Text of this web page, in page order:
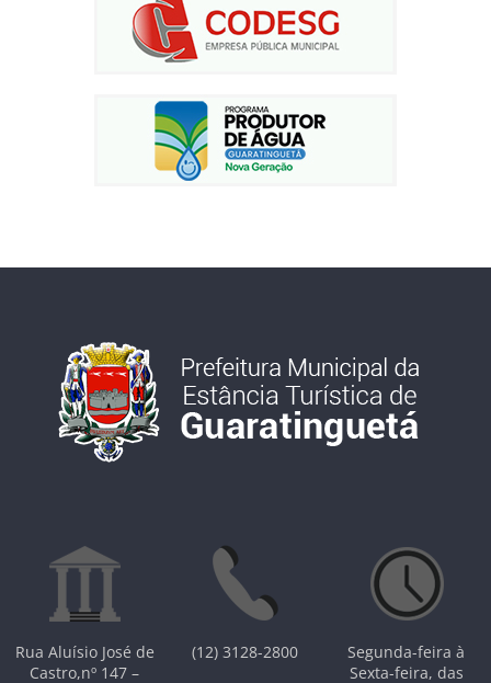
Rua Aluísio José de
Castro,nº 147 –
(12) 3128-2800
Segunda-feira à
Sexta-feira, das